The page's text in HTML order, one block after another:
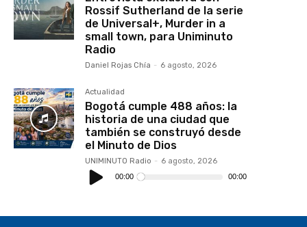
Rossif Sutherland de la serie
de Universal+, Murder in a
small town, para Uniminuto
Radio
Daniel Rojas Chía - 6 agosto, 2026
Actualidad
Bogotá cumple 488 años: la
historia de una ciudad que
también se construyó desde
el Minuto de Dios
UNIMINUTO Radio - 6 agosto, 2026
Reproductor
de
audio
00:00 00:00